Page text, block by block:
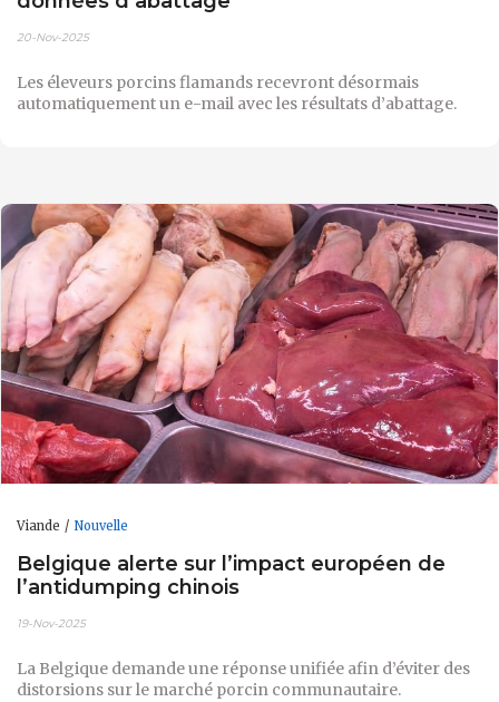
20-Nov-2025
Les éleveurs porcins flamands recevront désormais
automatiquement un e-mail avec les résultats d’abattage.
Viande Nouvelle
Belgique alerte sur l’impact européen de
l’antidumping chinois
19-Nov-2025
La Belgique demande une réponse unifiée afin d’éviter des
distorsions sur le marché porcin communautaire.